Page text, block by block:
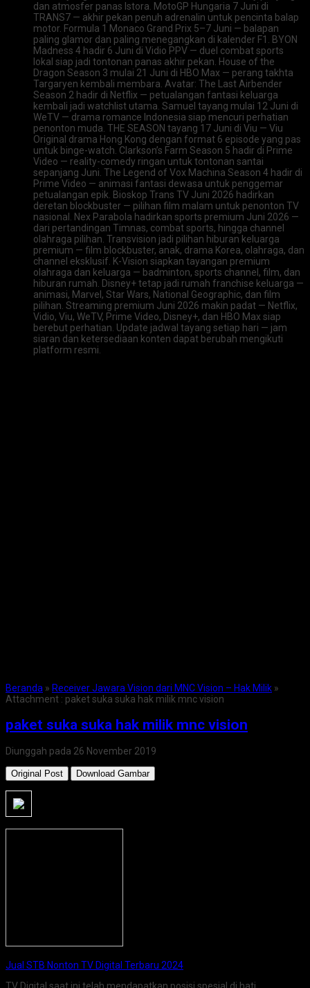
dan atmosfer panas Istora. MotoGP Hungaria 7 Juni di
TRANS7 — akhir pekan penuh adrenalin untuk pencinta balap
motor. Formula 1 Monaco Grand Prix 5–7 Juni — balapan
paling glamor dan paling menegangkan di kalender F1. BYON
Madness 4 hadir 6 Juni di Vidio PPV — duel combat sports
lokal siap jadi tontonan panas akhir pekan. House of the
Dragon Season 3 mulai 21 Juni di HBO Max — perang takhta
Targaryen kembali membara. Avatar: The Last Airbender
Season 2 hadir di Netflix — petualangan fantasi keluarga
kembali jadi watchlist utama. Samuel tayang mulai 12 Juni di
WeTV — drama romance Indonesia siap mencuri perhatian
penonton muda. THE SEASON tayang 17 Juni di Viu — Viu
Original drama Hong Kong dengan format 6 episode yang pas
untuk binge-watch. Clarkson’s Farm Season 5 hadir di Prime
Video — reality-comedy ringan untuk tontonan santai
sepanjang Juni. The Legend of Vox Machina Season 4 hadir di
Prime Video — animasi fantasi dewasa untuk penggemar
petualangan epik. Bioskop Trans TV Juni 2026 hadirkan
deretan blockbuster — pilihan film malam untuk penonton TV
nasional. Nex Parabola hadirkan sports premium Juni 2026 —
dari pertandingan Timnas, combat sports, hingga channel
olahraga pilihan. Transvision jadi pilihan hiburan keluarga
premium — film blockbuster, anak, drama Korea, olahraga, dan
channel eksklusif. K-Vision siapkan tayangan premium
olahraga dan keluarga — badminton, sports channel, film, dan
hiburan rumah. Disney+ tetap jadi rumah franchise keluarga —
animasi, Marvel, Star Wars, National Geographic, dan film
pilihan. Streaming premium Juni 2026 makin padat — Netflix,
Vidio, Viu, WeTV, Prime Video, Disney+, dan HBO Max siap
berebut perhatian. Update jadwal tayang setiap hari — jam
siaran dan ketersediaan konten dapat berubah mengikuti
platform resmi.
Beranda » Receiver Jawara Vision dari MNC Vision – Hak Milik »
Attachment : paket suka suka hak milik mnc vision
paket suka suka hak milik mnc vision
Diunggah pada 26 November 2019
Original Post Download Gambar
Jual STB Nonton TV Digital Terbaru 2024